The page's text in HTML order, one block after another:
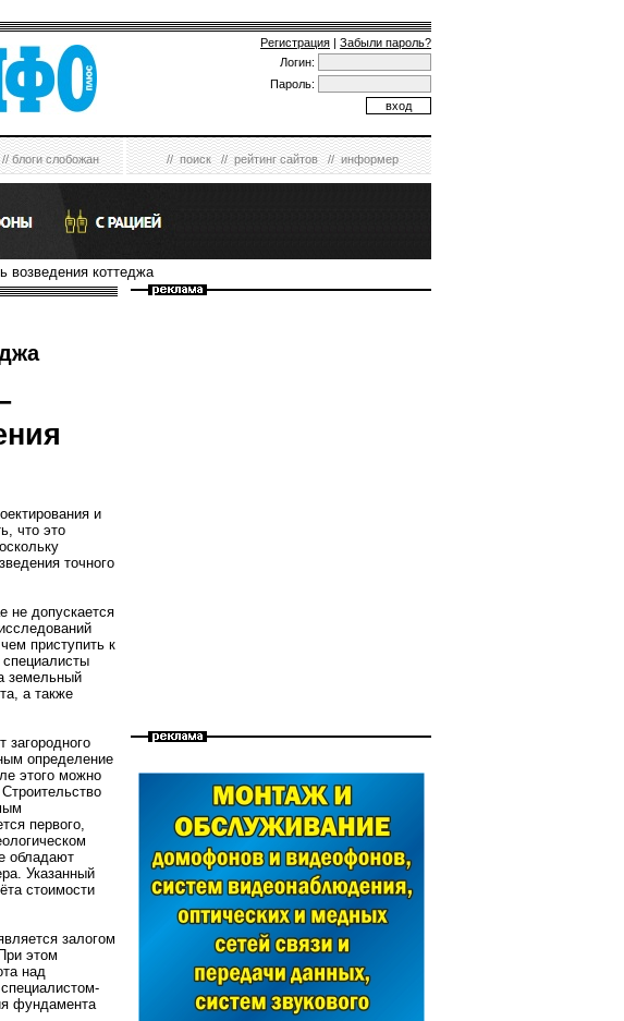
Регистрация | Забыли пароль?
Логин:
Пароль:
блоги слобожан //поиск//рейтинг сайтов//информер
возведения коттеджа
и
что это
точного
не допускается
приступить к
земельный
а также
загородного
определение
этого можно
первого,
обладают
Указанный
стоимости
залогом
этом
над
фундамента